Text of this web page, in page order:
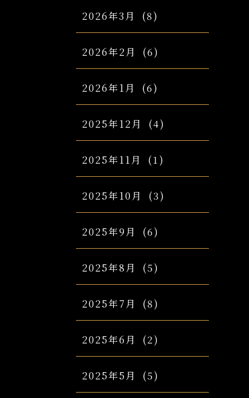
2026年3月 (8)
2026年2月 (6)
2026年1月 (6)
2025年12月 (4)
2025年11月 (1)
2025年10月 (3)
2025年9月 (6)
2025年8月 (5)
2025年7月 (8)
2025年6月 (2)
2025年5月 (5)